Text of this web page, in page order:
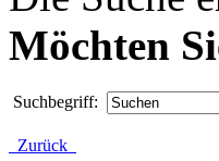
Möchten
Suchbegriff:
Zurück